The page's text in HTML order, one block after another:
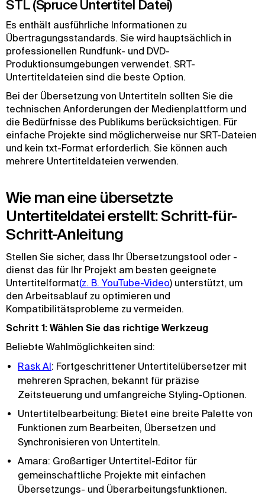
STL (Spruce Untertitel Datei)
Es enthält ausführliche Informationen zu
Übertragungsstandards. Sie wird hauptsächlich in
professionellen Rundfunk- und DVD-
Produktionsumgebungen verwendet. SRT-
Untertiteldateien sind die beste Option.
Bei der Übersetzung von Untertiteln sollten Sie die
technischen Anforderungen der Medienplattform und
die Bedürfnisse des Publikums berücksichtigen. Für
einfache Projekte sind möglicherweise nur SRT-Dateien
und kein txt-Format erforderlich. Sie können auch
mehrere Untertiteldateien verwenden.
Wie man eine übersetzte
Untertiteldatei erstellt: Schritt-für-
Schritt-Anleitung
Stellen Sie sicher, dass Ihr Übersetzungstool oder -
dienst das für Ihr Projekt am besten geeignete
Untertitelformat(z. B. YouTube-Video) unterstützt, um
den Arbeitsablauf zu optimieren und
Kompatibilitätsprobleme zu vermeiden.
Schritt 1: Wählen Sie das richtige Werkzeug
Beliebte Wahlmöglichkeiten sind:
Rask AI: Fortgeschrittener Untertitelübersetzer mit
mehreren Sprachen, bekannt für präzise
Zeitsteuerung und umfangreiche Styling-Optionen.
Untertitelbearbeitung: Bietet eine breite Palette von
Funktionen zum Bearbeiten, Übersetzen und
Synchronisieren von Untertiteln.
Amara: Großartiger Untertitel-Editor für
gemeinschaftliche Projekte mit einfachen
Übersetzungs- und Überarbeitungsfunktionen.